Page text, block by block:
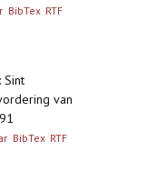
BibTex RTF
Sint
van
BibTex RTF